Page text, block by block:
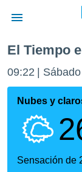
de
por
que se
calidad.
a este
las
El Tiempo
09:22 Sábado
Nubes y
Sensación de